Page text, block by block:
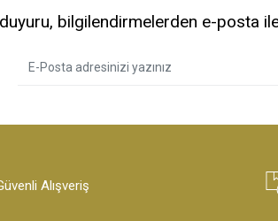
bilgilendirmelerden e-posta
Alışveriş